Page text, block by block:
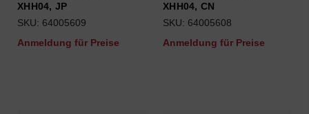
XHH04, JP
SKU: 64005609
Anmeldung für Preise
XHH04, CN
SKU: 64005608
Anmeldung für Preise